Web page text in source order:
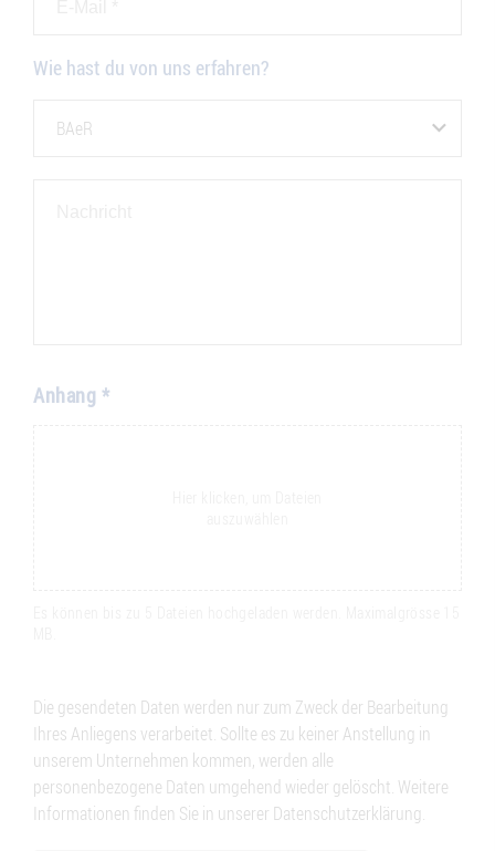
Wie hast du von uns erfahren?
BAeR
Anhang *
Die gesendeten Daten werden nur zum Zweck der Bearbeitung
Ihres Anliegens verarbeitet. Sollte es zu keiner Anstellung in
unserem Unternehmen kommen, werden alle
personenbezogene Daten umgehend wieder gelöscht. Weitere
Informationen finden Sie in unserer Datenschutzerklärung.